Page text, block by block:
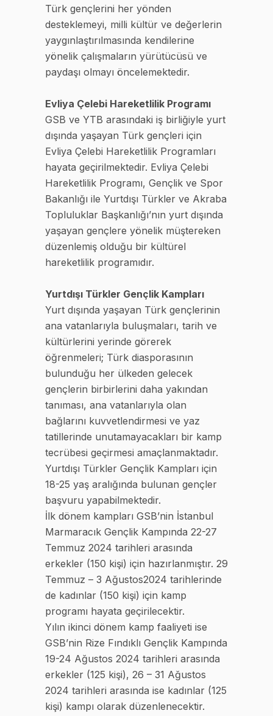
Türk gençlerini her yönden
desteklemeyi, milli kültür ve değerlerin
yaygınlaştırılmasında kendilerine
yönelik çalışmaların yürütücüsü ve
paydaşı olmayı öncelemektedir.
Evliya Çelebi Hareketlilik Programı
GSB ve YTB arasındaki iş birliğiyle yurt
dışında yaşayan Türk gençleri için
Evliya Çelebi Hareketlilik Programları
hayata geçirilmektedir. Evliya Çelebi
Hareketlilik Programı, Gençlik ve Spor
Bakanlığı ile Yurtdışı Türkler ve Akraba
Topluluklar Başkanlığı’nın yurt dışında
yaşayan gençlere yönelik müştereken
düzenlemiş olduğu bir kültürel
hareketlilik programıdır.
Yurtdışı Türkler Gençlik Kampları
Yurt dışında yaşayan Türk gençlerinin
ana vatanlarıyla buluşmaları, tarih ve
kültürlerini yerinde görerek
öğrenmeleri; Türk diasporasının
bulunduğu her ülkeden gelecek
gençlerin birbirlerini daha yakından
tanıması, ana vatanlarıyla olan
bağlarını kuvvetlendirmesi ve yaz
tatillerinde unutamayacakları bir kamp
tecrübesi geçirmesi amaçlanmaktadır.
Yurtdışı Türkler Gençlik Kampları için
18-25 yaş aralığında bulunan gençler
başvuru yapabilmektedir.
İlk dönem kampları GSB’nin İstanbul
Marmaracık Gençlik Kampında 22-27
Temmuz 2024 tarihleri arasında
erkekler (150 kişi) için hazırlanmıştır. 29
Temmuz – 3 Ağustos2024 tarihlerinde
de kadınlar (150 kişi) için kamp
programı hayata geçirilecektir.
Yılın ikinci dönem kamp faaliyeti ise
GSB’nin Rize Fındıklı Gençlik Kampında
19-24 Ağustos 2024 tarihleri arasında
erkekler (125 kişi), 26 – 31 Ağustos
2024 tarihleri arasında ise kadınlar (125
kişi) kampı olarak düzenlenecektir.